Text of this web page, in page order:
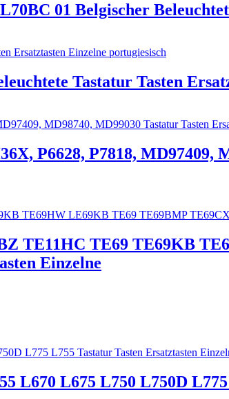
01 Belgischer
Tastatur Tasten
P6628, P7818, MD97409,
TE11HC TE69 TE69KB
Einzelne
L670 L675 L750 L750D